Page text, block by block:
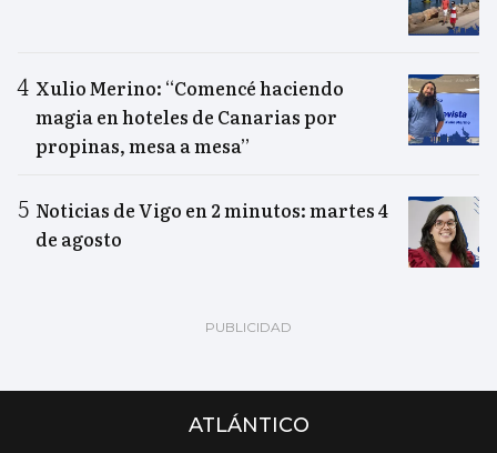
Xulio Merino: “Comencé haciendo
magia en hoteles de Canarias por
propinas, mesa a mesa”
Noticias de Vigo en 2 minutos: martes 4
de agosto
ATLÁNTICO